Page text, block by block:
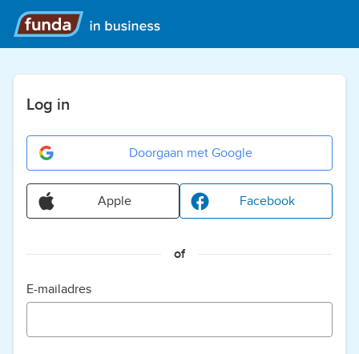
Log in
Doorgaan met Google
Apple Facebook
of
E-mailadres